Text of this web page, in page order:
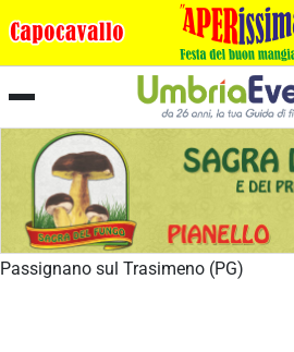
Notte Bianca
Passignano sul Trasimeno (PG)